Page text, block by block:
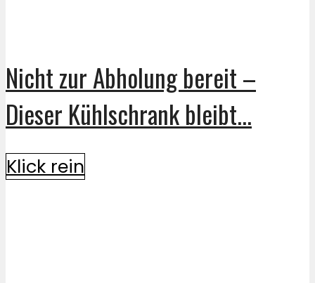
Nicht zur Abholung bereit –
Dieser Kühlschrank bleibt...
Klick rein